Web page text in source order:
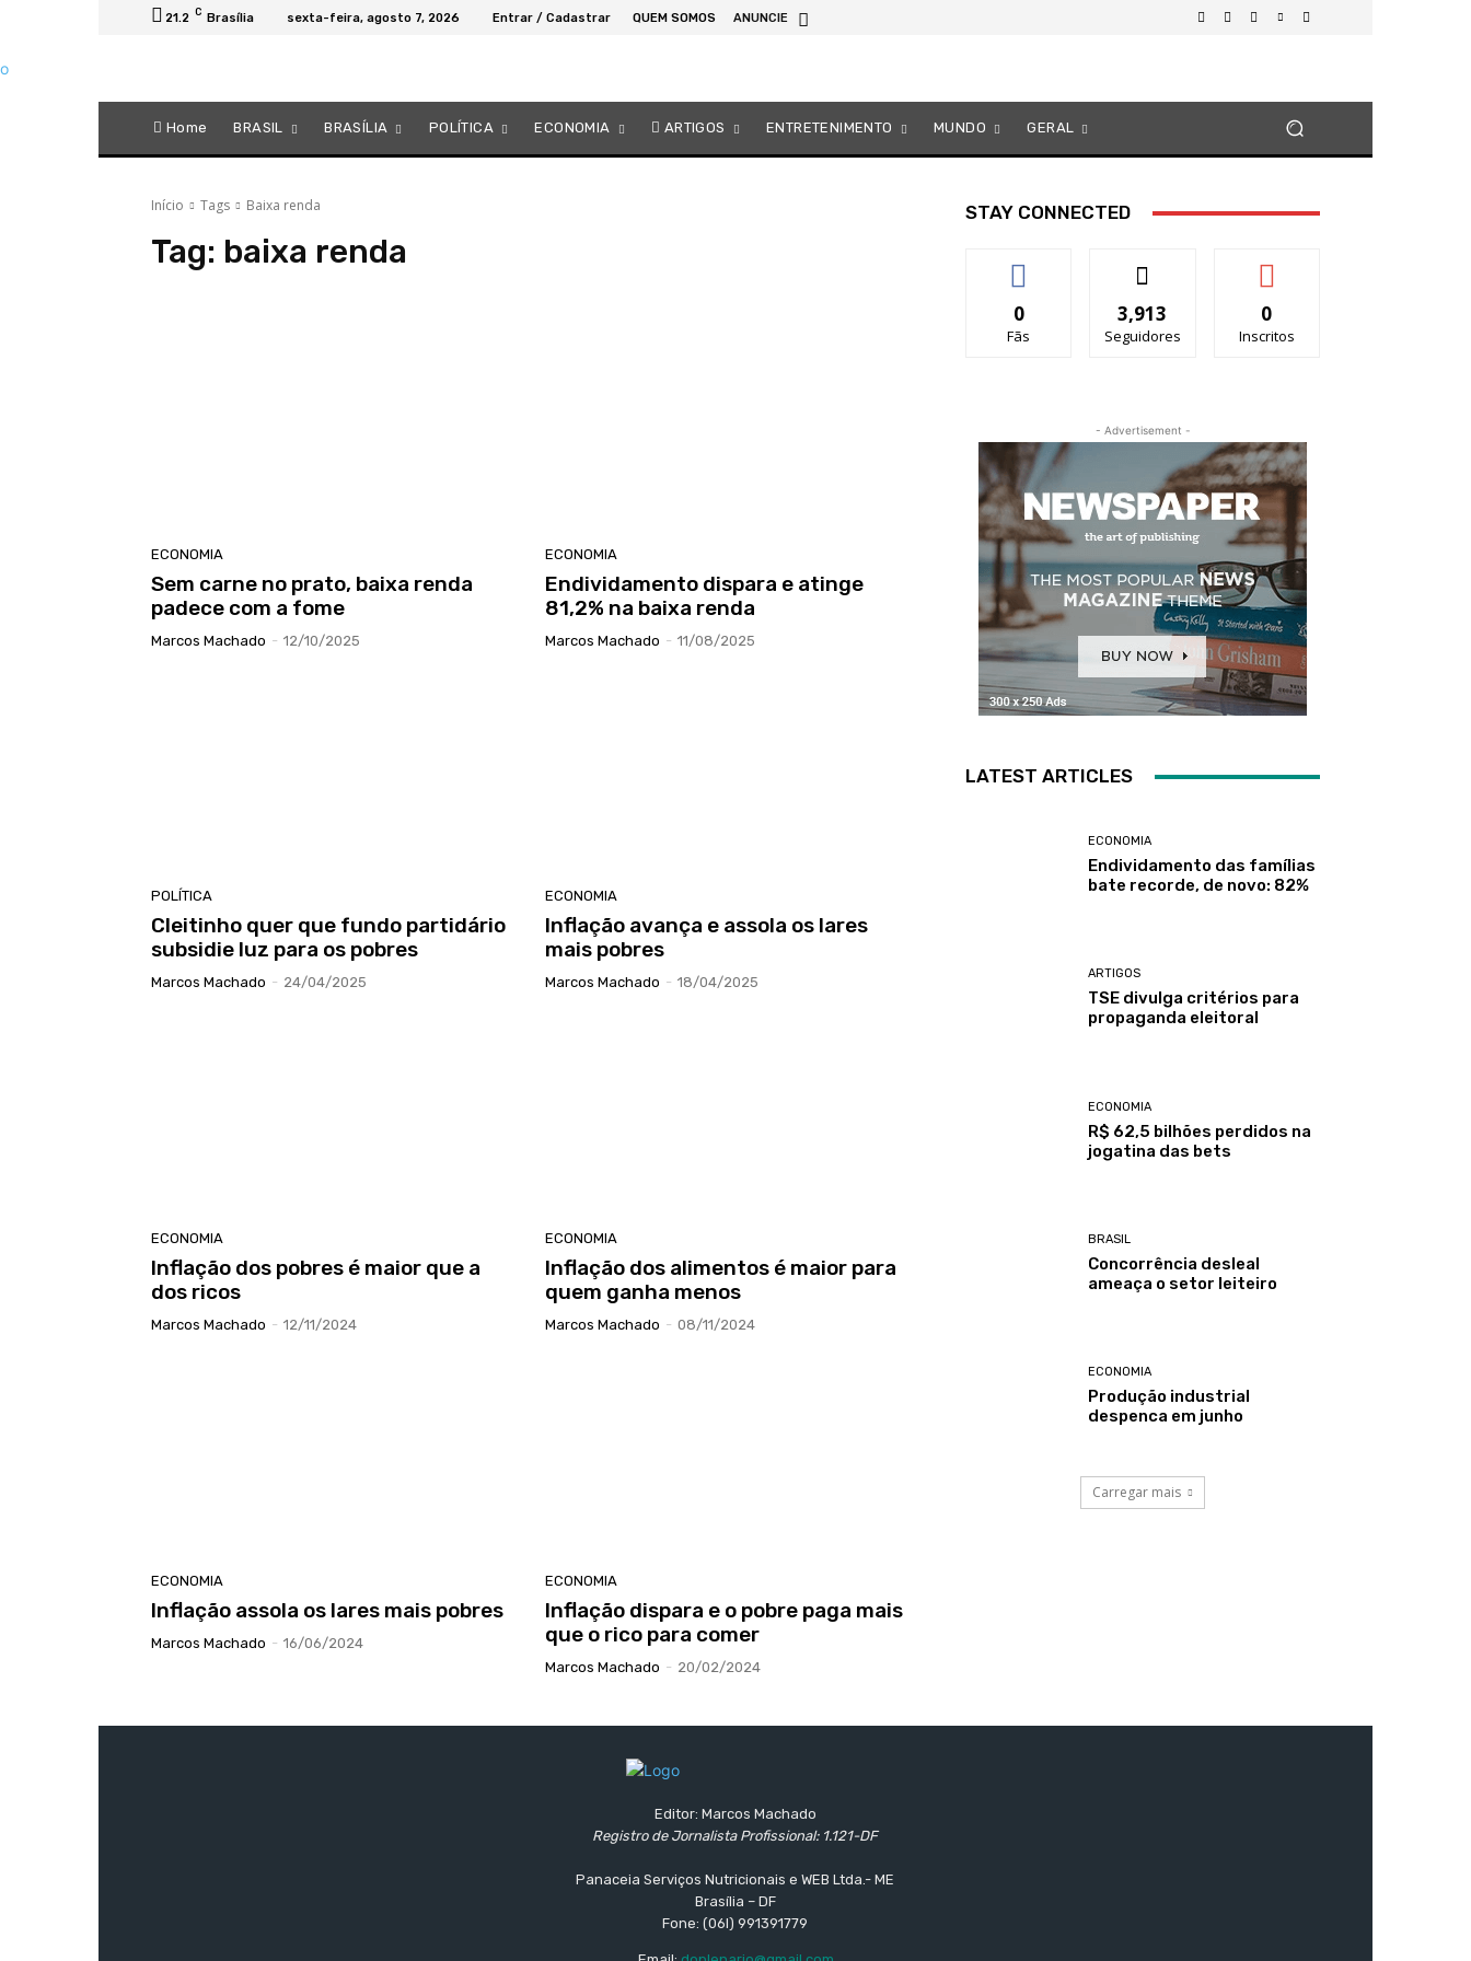
21.2 C Brasília sexta-feira, agosto 7, 2026 Entrar / Cadastrar QUEM SOMOS ANUNCIE
Home BRASIL BRASÍLIA POLÍTICA ECONOMIA ARTIGOS ENTRETENIMENTO MUNDO GERAL
Início Tags Baixa renda
Tag: baixa renda
ECONOMIA
Sem carne no prato, baixa renda
padece com a fome
Marcos Machado - 12/10/2025
ECONOMIA
Endividamento dispara e atinge
81,2% na baixa renda
Marcos Machado - 11/08/2025
POLÍTICA
Cleitinho quer que fundo partidário
subsidie luz para os pobres
Marcos Machado - 24/04/2025
ECONOMIA
Inflação avança e assola os lares
mais pobres
Marcos Machado - 18/04/2025
ECONOMIA
Inflação dos pobres é maior que a
dos ricos
Marcos Machado - 12/11/2024
ECONOMIA
Inflação dos alimentos é maior para
quem ganha menos
Marcos Machado - 08/11/2024
ECONOMIA
Inflação assola os lares mais pobres
Marcos Machado - 16/06/2024
ECONOMIA
Inflação dispara e o pobre paga mais
que o rico para comer
Marcos Machado - 20/02/2024
STAY CONNECTED
0
Fãs
3,913
Seguidores
0
Inscritos
- Advertisement -
LATEST ARTICLES
ECONOMIA
Endividamento das famílias
bate recorde, de novo: 82%
ARTIGOS
TSE divulga critérios para
propaganda eleitoral
ECONOMIA
R$ 62,5 bilhões perdidos na
jogatina das bets
BRASIL
Concorrência desleal
ameaça o setor leiteiro
ECONOMIA
Produção industrial
despenca em junho
Carregar mais
Editor: Marcos Machado
Registro de Jornalista Profissional: 1.121-DF
Panaceia Serviços Nutricionais e WEB Ltda.- ME
Brasília – DF
Fone: (06l) 991391779